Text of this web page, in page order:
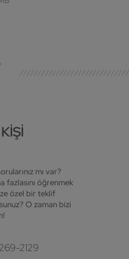
mı var?
fazlasını öğrenmek
özel bir teklif
O zaman bizi
2129